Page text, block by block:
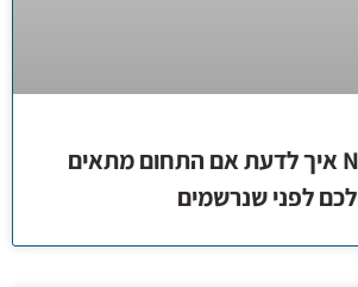
לימודי – NLP איך לדעת אם התחום מתאים
לכם לפני שנרשמים